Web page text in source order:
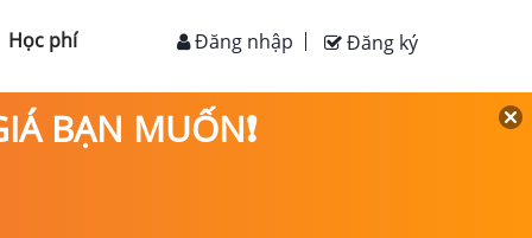
Học phí Đăng ký
Đăng nhập
BẠN MUỐN❗